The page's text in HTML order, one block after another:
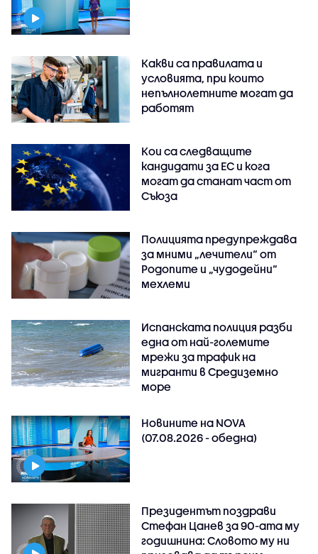
Какви са правилата и
условията, при които
непълнолетните могат да
работят
Кои са следващите
кандидати за ЕС и кога
могат да станат част от
Съюза
Полицията предупреждава
за мними „лечители“ от
Родопите и „чудодейни“
мехлеми
Испанската полиция разби
една от най-големите
мрежи за трафик на
мигранти в Средиземно
море
Новините на NOVA
(07.08.2026 - обедна)
Президентът поздрави
Стефан Цанев за 90-ата му
годишнина: Словото му ни